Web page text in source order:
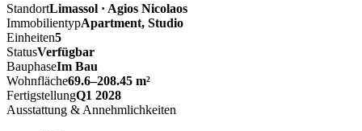
StandortLimassol · Agios Nicolaos
ImmobilientypApartment, Studio
Einheiten5
StatusVerfügbar
BauphaseIm Bau
Wohnfläche69.6–208.45 m²
FertigstellungQ1 2028
Ausstattung & Annehmlichkeiten